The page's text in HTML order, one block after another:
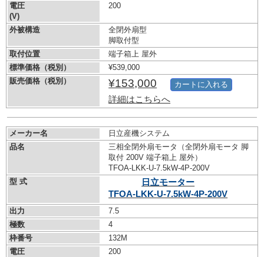
電圧
(V)
200
外被構造
全閉外扇型
脚取付型
取付位置
端子箱上 屋外
標準価格（税別）
¥539,000
販売価格（税別）
¥153,000
詳細はこちらへ
カートに入れる
メーカー名
日立産機システム
品名
三相全閉外扇モータ（全閉外扇モータ 脚
取付 200V 端子箱上 屋外）
TFOA-LKK-U-7.5kW-4P-200V
型 式
日立モーター
TFOA-LKK-U-7.5kW-4P-200V
出力
7.5
極数
4
枠番号
132M
電圧
200